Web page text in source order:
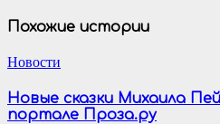
Похожие истории
Новости
Новые сказки Михаила
портале Проза.ру